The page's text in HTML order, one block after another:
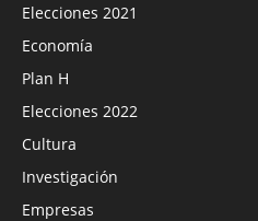
Elecciones 2021
Economía
Plan H
Elecciones 2022
Cultura
Investigación
Empresas